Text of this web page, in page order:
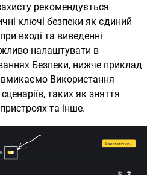
рекомендується
ключі безпеки як єдиний
вході та виведенні
налаштувати в
Безпеки, нижче приклад
вмикаємо Використання
таких як зняття
та інше.